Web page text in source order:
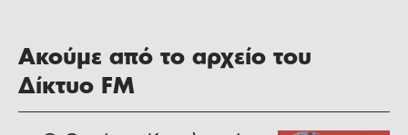
Ακούμε από το αρχείο του
Δίκτυο FM